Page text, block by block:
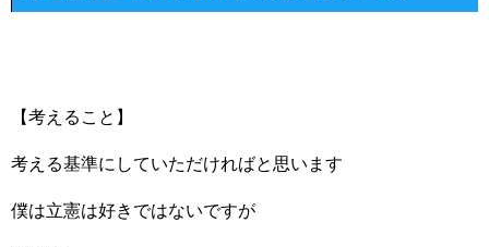
【考えること】
考える基準にしていただければと思います
僕は立憲は好きではないですが